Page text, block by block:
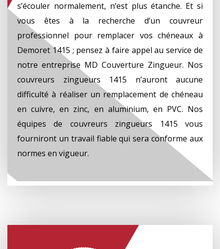
s’écouler normalement, n’est plus étanche. Et si
vous êtes à la recherche d’un couvreur
professionnel pour remplacer vos chéneaux à
Demoret 1415 ; pensez à faire appel au service de
notre entreprise MD Couverture Zingueur. Nos
couvreurs zingueurs 1415 n’auront aucune
difficulté à réaliser un remplacement de chéneau
en cuivre, en zinc, en aluminium, en PVC. Nos
équipes de couvreurs zingueurs 1415 vous
fourniront un travail fiable qui sera conforme aux
normes en vigueur.